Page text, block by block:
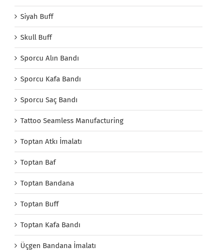
Siyah Buff
Skull Buff
Sporcu Alın Bandı
Sporcu Kafa Bandı
Sporcu Saç Bandı
Tattoo Seamless Manufacturing
Toptan Atkı İmalatı
Toptan Baf
Toptan Bandana
Toptan Buff
Toptan Kafa Bandı
Üçgen Bandana İmalatı